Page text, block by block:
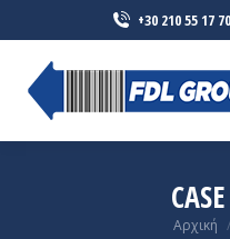
+30 210 55 17
You
Αρχική